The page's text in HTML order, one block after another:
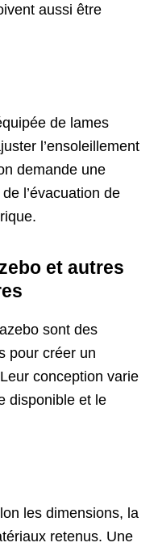
aussi être
de lames
l’ensoleillement
demande une
l’évacuation de
et autres
sont des
pour créer un
conception varie
disponible et le
les dimensions, la
retenus. Une